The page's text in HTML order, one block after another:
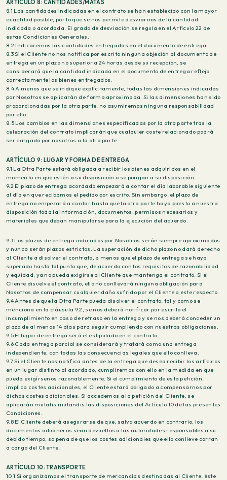
ARTÍCULO 8: CANTIDADES/MATAS
8.1 Las cantidades indicadas en el contrato se han establecido con la mayor
exactitud posible, por lo que se nos permite desviarnos de la cantidad
indicada o acordada. El grado de desviación se regula en el Artículo 22 de
estas Condiciones Generales.
8.2 Indicaremos las cantidades entregadas en el documento de entrega.
8.3 Si el Cliente no nos notifica por escrito ninguna objeción al documento de
entrega en un plazo no superior a 24 horas desde su recepción, se
considerará que la cantidad indicada en el documento de entrega refleja
correctamente los bienes entregados.
8.4 A menos que se indique explícitamente, todas las dimensiones indicadas
por Nosotros se aplicarán de forma aproximada. Si las dimensiones han sido
proporcionadas por la otra parte, no asumiremos ninguna responsabilidad
por ello.
8.5 Los cambios en las dimensiones especificadas por la otra parte tras la
celebración del contrato implicarán que cualquier coste relacionado podrá
ser cargado por nosotros a la otra parte.
ARTÍCULO 9: LUGAR Y FORMA DE ENTREGA
9.1 La Otra Parte estará obligada a recibir los bienes adquiridos en el
momento en que estén a su disposición o se pongan a su disposición.
9.2 El plazo de entrega acordado empezará a contar el día laborable siguiente
al día en que recibamos el pedido por escrito. Sin embargo, el plazo de
entrega no empezará a contar hasta que la otra parte haya puesto a nuestra
disposición toda la información, documentos, permisos necesarios y
materiales que deban manipularse para la ejecución del acuerdo.
9.3 Los plazos de entrega indicados por Nosotros serán siempre aproximados
y nunca serán plazos estrictos. La superación de dicho plazo no dará derecho
al Cliente a disolver el contrato, a menos que el plazo de entrega se haya
superado hasta tal punto que, de acuerdo con los requisitos de razonabilidad
y equidad, ya no pueda exigirse al Cliente que mantenga el contrato. Si el
Cliente disuelve el contrato, ello no conllevará ninguna obligación para
Nosotros de compensar cualquier daño sufrido por el Cliente a este respecto.
9.4 Antes de que la Otra Parte pueda disolver el contrato, tal y como se
menciona en la cláusula 9.2, se nos deberá notificar por escrito el
incumplimiento en caso de retraso en la entrega y se nos deberá conceder un
plazo de al menos 14 días para seguir cumpliendo con nuestras obligaciones.
9.5 El lugar de entrega será el estipulado en el contrato.
9.6 Cada entrega parcial se considerará y tratará como una entrega
independiente, con todas las consecuencias legales que ello conlleva.
9.7 Si el Cliente nos notifica antes de la entrega que desea recibir los artículos
en un lugar distinto al acordado, cumpliremos con ello en la medida en que
pueda exigírsenos razonablemente. Si el cumplimiento de esta petición
implica costes adicionales, el Cliente estará obligado a compensarnos por
dichos costes adicionales. Si accedemos a la petición del Cliente, se
aplicarán mutatis mutandis las disposiciones del Artículo 10 de las presentes
Condiciones.
9.8 El Cliente deberá asegurarse de que, salvo acuerdo en contrario, los
documentos aduaneros sean devueltos a las autoridades responsables a su
debido tiempo, so pena de que los costes adicionales que ello conlleve corran
a cargo del Cliente.
ARTÍCULO 10: TRANSPORTE
10.1 Si organizamos el transporte de mercancías destinadas al Cliente, éste